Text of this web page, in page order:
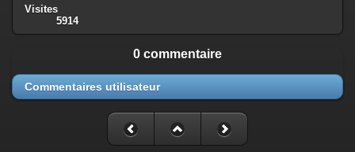
Visites
5914
0 commentaire
Commentaires utilisateur